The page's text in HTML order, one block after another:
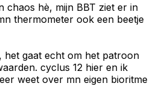
chaos hè, mijn BBT ziet er in
thermometer ook een beetje
het gaat echt om het patroon
cyclus 12 hier en ik
weet over mn eigen bioritme